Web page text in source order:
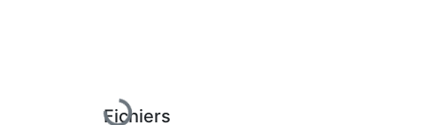
En cours de chargement...
Fichiers